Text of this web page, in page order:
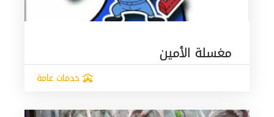
مغسلة الأمين
خدمات عامة